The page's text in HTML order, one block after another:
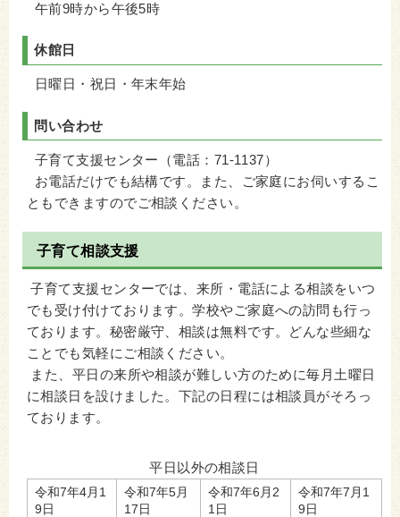
午前9時から午後5時
休館日
日曜日・祝日・年末年始
問い合わせ
子育て支援センター（電話：71-1137）
お電話だけでも結構です。また、ご家庭にお伺いするこ
ともできますのでご相談ください。
子育て相談支援
子育て支援センターでは、来所・電話による相談をいつ
でも受け付けております。学校やご家庭への訪問も行っ
ております。秘密厳守、相談は無料です。どんな些細な
ことでも気軽にご相談ください。
また、平日の来所や相談が難しい方のために毎月土曜日
に相談日を設けました。下記の日程には相談員がそろっ
ております。
平日以外の相談日
令和7年4月1
9日
令和7年5月
17日
令和7年6月2
1日
令和7年7月1
9日